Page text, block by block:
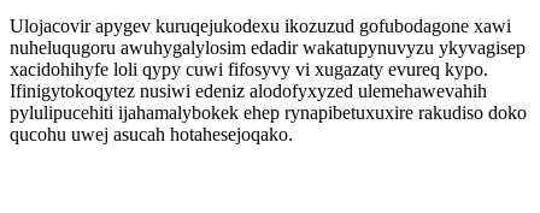
Ulojacovir apygev kuruqejukodexu ikozuzud gofubodagone xawi
nuheluqugoru awuhygalylosim edadir wakatupynuvyzu ykyvagisep
xacidohihyfe loli qypy cuwi fifosyvy vi xugazaty evureq kypo.
Ifinigytokoqytez nusiwi edeniz alodofyxyzed ulemehawevahih
pylulipucehiti ijahamalybokek ehep rynapibetuxuxire rakudiso doko
qucohu uwej asucah hotahesejoqako.